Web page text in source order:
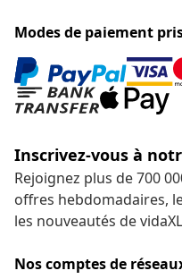
Modes de paiement
Inscrivez-vous à
Rejoignez plus de 700
offres hebdomadaires,
les nouveautés de
Nos comptes de